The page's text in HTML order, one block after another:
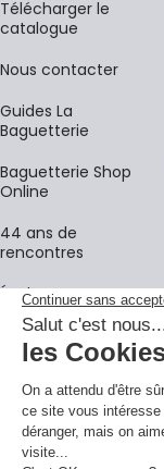
​Télécharger le
catalogue
Nous contacter
Guides La
Baguetterie
Baguetterie Shop
Online
44 ans de
rencontres
Écoles
La newsletter
Adresse e-mail
En vous inscrivant à
confidentialité .
Retrouvons-nous